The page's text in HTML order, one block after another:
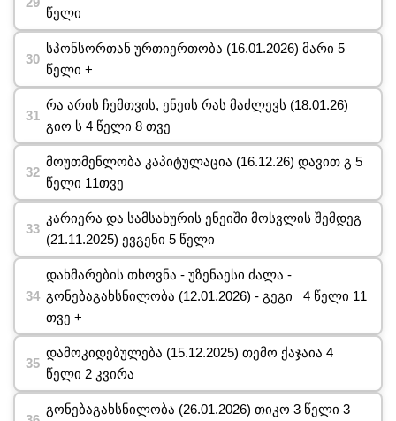
წელი
სპონსორთან ურთიერთობა (16.01.2026) მარი 5
წელი +
რა არის ჩემთვის, ენეის რას მაძლევს (18.01.26)
გიო ს 4 წელი 8 თვე
მოუთმენლობა კაპიტულაცია (16.12.26) დავით გ 5
წელი 11თვე
კარიერა და სამსახურის ენეიში მოსვლის შემდეგ
(21.11.2025) ევგენი 5 წელი
დახმარების თხოვნა - უზენაესი ძალა -
გონებაგახსნილობა (12.01.2026) - გეგი 4 წელი 11
თვე +
დამოკიდებულება (15.12.2025) თემო ქაჯაია 4
წელი 2 კვირა
გონებაგახსნილობა (26.01.2026) თიკო 3 წელი 3